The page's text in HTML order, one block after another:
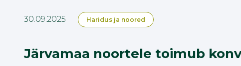
30.09.2025 Haridus ja noored
Järvamaa noortele toimub